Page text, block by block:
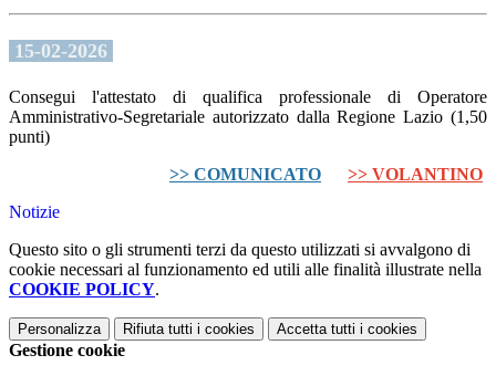
15-02-2026
Consegui l'attestato di qualifica professionale di Operatore
Amministrativo-Segretariale autorizzato dalla Regione Lazio (1,50
punti)
>> COMUNICATO
>> VOLANTINO
Notizie
Questo sito o gli strumenti terzi da questo utilizzati si avvalgono di
cookie necessari al funzionamento ed utili alle finalità illustrate nella
COOKIE POLICY.
Personalizza Rifiuta tutti i cookies Accetta tutti i cookies
Gestione cookie